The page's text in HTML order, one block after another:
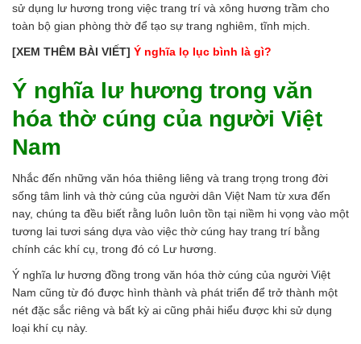
sử dụng lư hương trong việc trang trí và xông hương trầm cho
toàn bộ gian phòng thờ để tạo sự trang nghiêm, tĩnh mịch.
[XEM THÊM BÀI VIẾT] Ý nghĩa lọ lục bình là gì?
Ý nghĩa lư hương trong văn
hóa thờ cúng của người Việt
Nam
Nhắc đến những văn hóa thiêng liêng và trang trọng trong đời
sống tâm linh và thờ cúng của người dân Việt Nam từ xưa đến
nay, chúng ta đều biết rằng luôn luôn tồn tại niềm hi vọng vào một
tương lai tươi sáng dựa vào việc thờ cúng hay trang trí bằng
chính các khí cụ, trong đó có Lư hương.
Ý nghĩa lư hương đồng trong văn hóa thờ cúng của người Việt
Nam cũng từ đó được hình thành và phát triển để trở thành một
nét đặc sắc riêng và bất kỳ ai cũng phải hiểu được khi sử dụng
loại khí cụ này.